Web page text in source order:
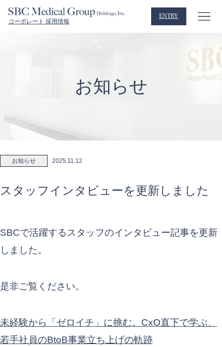
コーポレート 採用情報
ENTRY
お知らせ
お知らせ 2025.11.12
スタッフインタビューを更新しました
SBCで活躍するスタッフのインタビュー記事を更新
しました。
是非ご覧ください。
未経験から「ゼロイチ」に挑む。CxO直下で学ぶ、
若手社員のBtoB事業立ち上げの軌跡